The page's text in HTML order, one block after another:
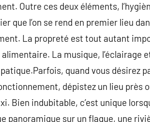
Outre ces deux éléments,
que l’on se rend en premier lieu
La propreté est tout autant
La musique, l’éclairage
quand vous désirez
dépistez un lieu près
Bien indubitable, c’est unique
panoramique sur un flaque, une